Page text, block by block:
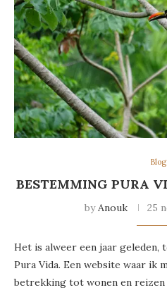
Blog
BESTEMMING PURA
byAnouk 25
Het is alweer een jaar geleden,
Pura Vida. Een website waar ik
betrekking tot wonen en reizen